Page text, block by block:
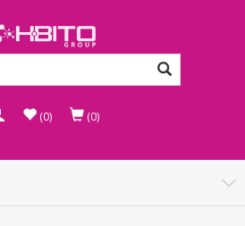
(0) (0)